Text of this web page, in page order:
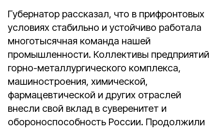
Губернатор рассказал, что в прифронтовых
условиях стабильно и устойчиво работала
многотысячная команда нашей
промышленности. Коллективы предприятий
горно-металлургического комплекса,
машиностроения, химической,
фармацевтической и других отраслей
внесли свой вклад в суверенитет и
обороноспособность России. Продолжили